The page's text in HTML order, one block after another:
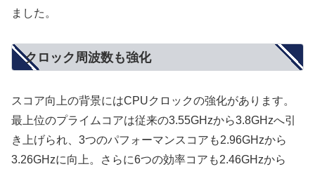
ました。
クロック周波数も強化
スコア向上の背景にはCPUクロックの強化があります。
最上位のプライムコアは従来の3.55GHzから3.8GHzへ引
き上げられ、3つのパフォーマンスコアも2.96GHzから
3.26GHzに向上。さらに6つの効率コアも2.46GHzから